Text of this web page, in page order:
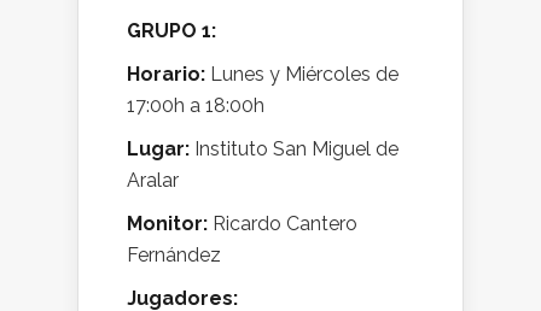
GRUPO 1:
Horario: Lunes y Miércoles de
17:00h a 18:00h
Lugar: Instituto San Miguel de
Aralar
Monitor: Ricardo Cantero
Fernández
Jugadores: